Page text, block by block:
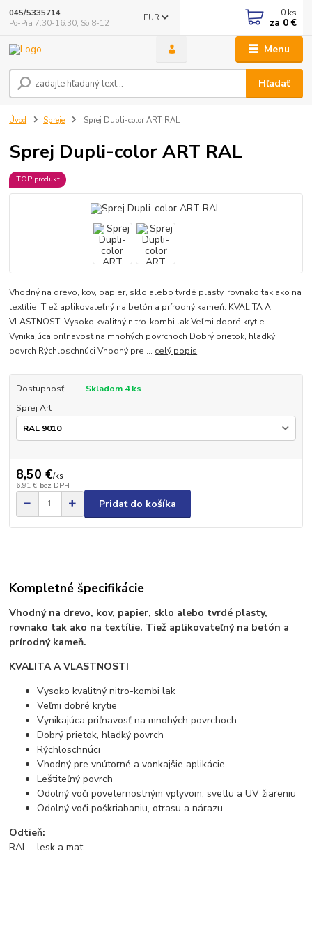
Menu
EUR
Hľadať
045/5335714
Po-Pia 7:30-16.30, So 8-12
0 ks
za 0 €
Úvod Spreje Sprej Dupli-color ART RAL
Sprej Dupli-color ART RAL
TOP produkt
Vhodný na drevo, kov, papier, sklo alebo tvrdé plasty, rovnako tak ako na
textílie. Tiež aplikovateľný na betón a prírodný kameň. KVALITA A
VLASTNOSTI Vysoko kvalitný nitro-kombi lak Veľmi dobré krytie
Vynikajúca priľnavosť na mnohých povrchoch Dobrý prietok, hladký
povrch Rýchloschnúci Vhodný pre ... celý popis
Dostupnosť
Skladom 4 ks
Sprej Art
8,50 €/ks
6,91 € bez DPH
Pridať do košíka
Kompletné špecifikácie
Vhodný na drevo, kov, papier, sklo alebo tvrdé plasty,
rovnako tak ako na textílie. Tiež aplikovateľný na betón a
prírodný kameň.
KVALITA A VLASTNOSTI
Vysoko kvalitný nitro-kombi lak
Veľmi dobré krytie
Vynikajúca priľnavosť na mnohých povrchoch
Dobrý prietok, hladký povrch
Rýchloschnúci
Vhodný pre vnútorné a vonkajšie aplikácie
Leštiteľný povrch
Odolný voči poveternostným vplyvom, svetlu a UV žiareniu
Odolný voči poškriabaniu, otrasu a nárazu
Odtieň:
RAL - lesk a mat